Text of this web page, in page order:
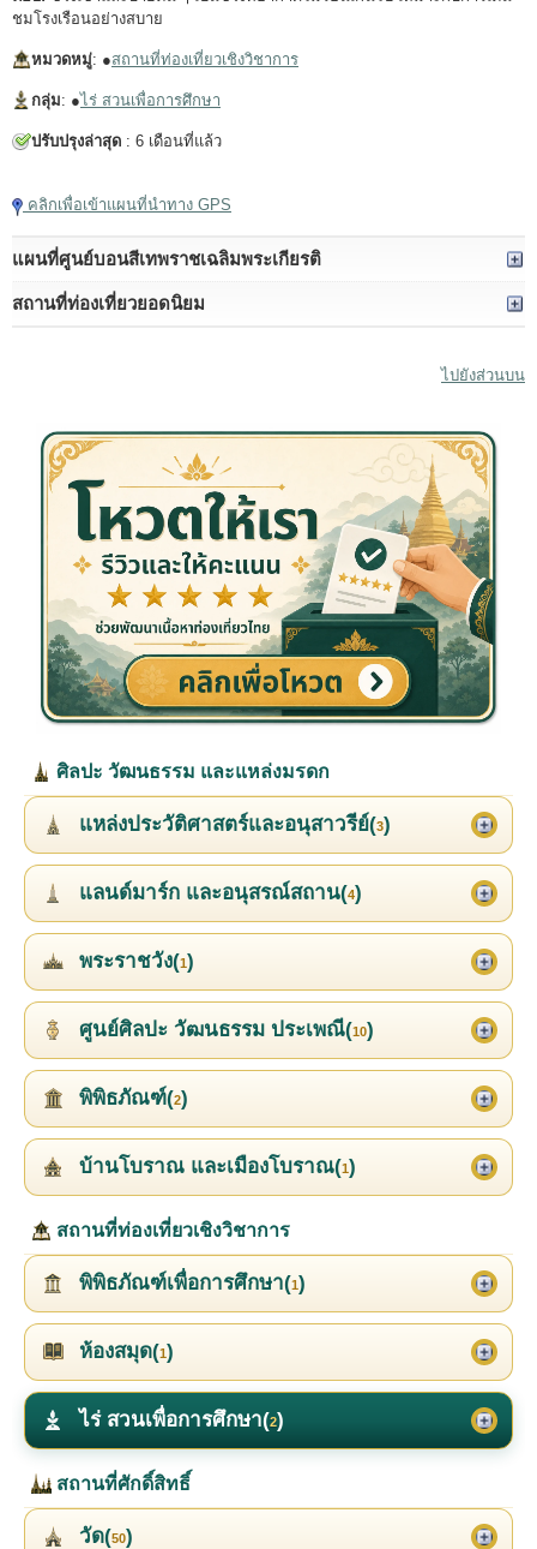
ชมโรงเรือนอย่างสบาย
หมวดหมู่: ●สถานที่ท่องเที่ยวเชิงวิชาการ
กลุ่ม: ●ไร่ สวนเพื่อการศึกษา
ปรับปรุงล่าสุด : 6 เดือนที่แล้ว
คลิกเพื่อเข้าแผนที่นำทาง GPS
แผนที่ศูนย์บอนสีเทพราชเฉลิมพระเกียรติ
สถานที่ท่องเที่ยวยอดนิยม
ไปยังส่วนบน
ศิลปะ วัฒนธรรม และแหล่งมรดก
แหล่งประวัติศาสตร์และอนุสาวรีย์(3)
แลนด์มาร์ก และอนุสรณ์สถาน(4)
พระราชวัง(1)
ศูนย์ศิลปะ วัฒนธรรม ประเพณี(10)
พิพิธภัณฑ์(2)
บ้านโบราณ และเมืองโบราณ(1)
สถานที่ท่องเที่ยวเชิงวิชาการ
พิพิธภัณฑ์เพื่อการศึกษา(1)
ห้องสมุด(1)
ไร่ สวนเพื่อการศึกษา(2)
สถานที่ศักดิ์สิทธิ์
วัด(50)